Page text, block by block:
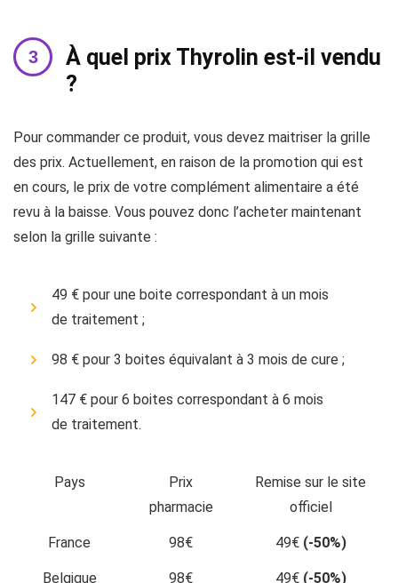
À quel prix Thyrolin est-il vendu
?
Pour commander ce produit, vous devez maitriser la grille
des prix. Actuellement, en raison de la promotion qui est
en cours, le prix de votre complément alimentaire a été
revu à la baisse. Vous pouvez donc l’acheter maintenant
selon la grille suivante :
49 € pour une boite correspondant à un mois
de traitement ;
98 € pour 3 boites équivalant à 3 mois de cure ;
147 € pour 6 boites correspondant à 6 mois
de traitement.
Pays
Prix
pharmacie
Remise sur le site
officiel
France 98€ 49€ (-50%)
Belgique 98€ 49€ (-50%)